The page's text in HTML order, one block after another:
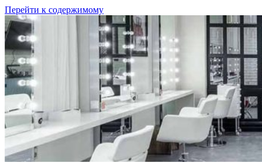
Перейти к содержимому